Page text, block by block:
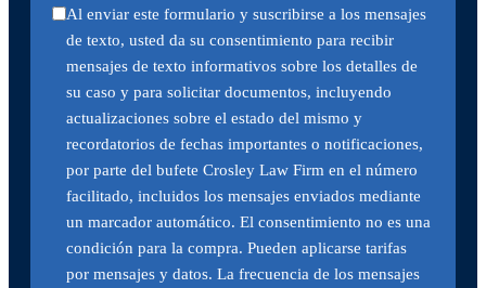
Al enviar este formulario y suscribirse a los mensajes
de texto, usted da su consentimiento para recibir
mensajes de texto informativos sobre los detalles de
su caso y para solicitar documentos, incluyendo
actualizaciones sobre el estado del mismo y
recordatorios de fechas importantes o notificaciones,
por parte del bufete Crosley Law Firm en el número
facilitado, incluidos los mensajes enviados mediante
un marcador automático. El consentimiento no es una
condición para la compra. Pueden aplicarse tarifas
por mensajes y datos. La frecuencia de los mensajes